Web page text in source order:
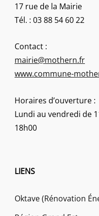
17 rue de la Mairie
Tél. : 03 88 54 60 22
Contact :
mairie@mothern.fr
www.commune-
Horaires d’ouverture :
Lundi au vendredi de
18h00
LIENS
Oktave (Rénovation